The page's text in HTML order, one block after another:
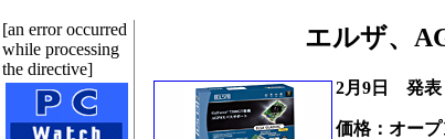
[an error occurred
while processing
the directive]
エルザ、
2月9日 発表
価格：オー